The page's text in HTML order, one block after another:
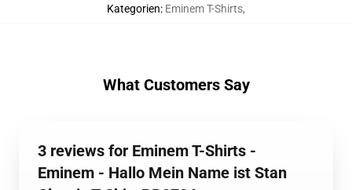
Kategorien: Eminem T-Shirts,
What Customers Say
3 reviews for Eminem T-Shirts -
Eminem - Hallo Mein Name ist Stan